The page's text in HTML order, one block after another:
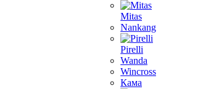
Mitas
Nankang
Pirelli
Wanda
Wincross
Кама